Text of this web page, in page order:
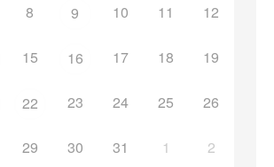
8 9 10 11 12
15 16 17 18 19
22 23 24 25 26
29 30 31 1 2